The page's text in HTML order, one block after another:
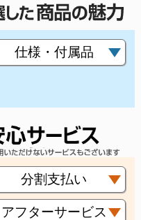
仕様・付属品
分割支払い
アフターサービス